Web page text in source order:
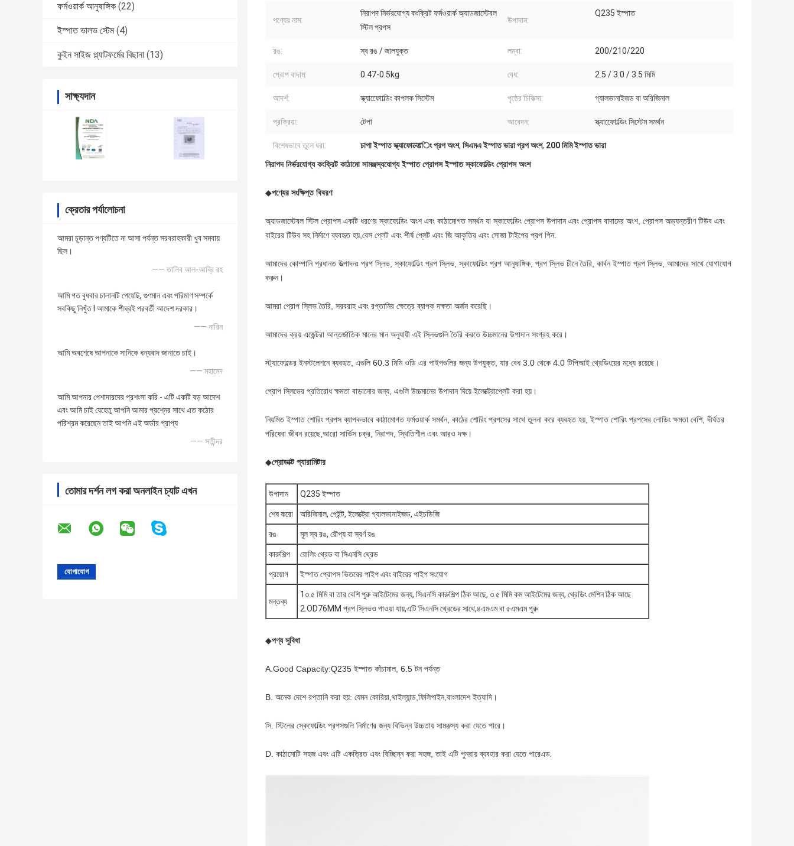
ফর্মওয়ার্ক আনুষাঙ্গিক (22)
ইস্পাত ভালভ স্টেম (4)
কুইন সাইজ প্ল্যাটফর্মের বিছানা (13)
সাক্ষ্যদান
ক্রেতার পর্যালোচনা
আমরা চূড়ান্ত পণ্যটিতে না আসা পর্যন্ত সরবরাহকারী খুব সমবায়
ছিল।
—— তালিব আল-আব্রি রহ
আমি গত বুধবার চালানটি পেয়েছি, গুণমান এবং পরিমাণ সম্পর্কে
সবকিছু নিখুঁত I আমাকে শীঘ্রই পরবর্তী আদেশ দরকার।
—— নারিন
আমি অবশেষে আপনাকে সানিকে ধন্যবাদ জানাতে চাই।
—— মহামেদ
আমি আপনার পেশাদারদের প্রশংসা করি - এটি একটি বড় আদেশ
এবং আমি চাই যেহেতু আপনি আমার প্রশ্নের সাথে এত কঠোর
পরিশ্রম করেছেন তাই আপনি এই অর্ডার প্রাপ্য
—— সতীন্দর
তোমার দর্শন লগ করা অনলাইন চ্যাট এখন
পণ্যের নাম:
নিরাপদ নির্ভরযোগ্য কংক্রিট ফর্মওয়ার্ক অ্যাডজাস্টেবল
স্টিল প্রপস
উপাদান:
Q235 ইস্পাত
রঙ: স্ব রঙ / জালযুক্ত লম্বা: 200/210/220
প্রোপ বাদাম: 0.47-0.5kg বেধ: 2.5 / 3.0 / 3.5 মিমি
আদর্শ: স্ক্যাফোোল্ডিং কাপলক সিস্টেম পৃষ্ঠের চিকিত্সা: গ্যালভানাইজড বা অরিজিনাল
প্রক্রিয়া: টেপা আবেদন: স্ক্যাফোোল্ডিং সিস্টেম সমর্থন
বিশেষভাবে তুলে ধরা: চাপা ইস্পাত স্ক্যাফোल्डিং প্রপ অংশ, সিএমএ ইস্পাত ভারা প্রপ অংশ, 200 মিমি ইস্পাত ভারা
নিরাপদ নির্ভরযোগ্য কংক্রিট কাঠামো সামঞ্জস্যযোগ্য ইস্পাত প্রোপস ইস্পাত স্কাফোল্ডিং প্রোপস অংশ
◆পণ্যের সংক্ষিপ্ত বিবরণ
অ্যাডজাস্টেবল স্টিল প্রোপস একটি ধরণের স্কাফোল্ডিং অংশ এবং কাঠামোগত সমর্থন যা স্কাফোল্ডিং প্রোপস উপাদান এবং প্রোপস বাদামের অংশ, প্রোপস অভ্যন্তরীণ টিউব এবং
বাইরের টিউব সহ নির্মাণে ব্যবহৃত হয়,বেস প্লেট এবং শীর্ষ প্লেট এবং জি আকৃতির এবং সোজা টাইপের প্রপ পিন.
আমাদের কোম্পানি প্রধানত উত্পাদনঃ প্রপ স্লিভ, স্কাফোল্ডিং প্রপ স্লিভ, স্কাফোল্ডিং প্রপ আনুষাঙ্গিক, প্রপ স্লিভ চীনে তৈরি, কার্বন ইস্পাত প্রপ স্লিভ, আমাদের সাথে যোগাযোগ
করুন।
আমরা প্রোপ স্লিভ তৈরি, সরবরাহ এবং রপ্তানির ক্ষেত্রে ব্যাপক দক্ষতা অর্জন করেছি।
আমাদের ক্রয় এজেন্টরা আন্তর্জাতিক মানের মান অনুযায়ী এই স্লিভগুলি তৈরি করতে উচ্চমানের উপাদান সংগ্রহ করে।
স্ট্যাফোল্ডের ইনস্টলেশনে ব্যবহৃত, এগুলি 60.3 মিমি ওডি এর পাইপগুলির জন্য উপযুক্ত, যার বেধ 3.0 থেকে 4.0 টিপিআই থ্রেডিংয়ের মধ্যে রয়েছে।
প্রোপ স্লিভের প্রতিরোধ ক্ষমতা বাড়ানোর জন্য, এগুলি উচ্চমানের উপাদান দিয়ে ইলেক্ট্রোপ্লেট করা হয়।
নিয়মিত ইস্পাত শোরিং প্রপস ব্যাপকভাবে কাঠামোগত ফর্মওয়ার্ক সমর্থন, কাঠের শোরিং প্রপসের সাথে তুলনা করে ব্যবহৃত হয়, ইস্পাত শোরিং প্রপসের লোডিং ক্ষমতা বেশি, দীর্ঘতর
পরিষেবা জীবন রয়েছে,আরো সার্ভিস চক্র, নিরাপদ, স্থিতিশীল এবং আরও দক্ষ।
◆প্রোডাক্ট প্যারামিটার
উপাদান Q235 ইস্পাত
শেষ করো অরিজিনাল, পেইন্ট, ইলেক্ট্রো গ্যালভানাইজড, এইচডিজি
রঙ মূল স্ব রঙ, রৌপ্য বা স্বর্ণ রঙ
কারুশিল্প রোলিং থ্রেড বা সিএনসি থ্রেড
প্রয়োগ ইস্পাত প্রোপস ভিতরের পাইপ এবং বাইরের পাইপ সংযোগ
মন্তব্য
1৩.৫ মিমি বা তার বেশি পুরু আইটেমের জন্য, সিএনসি কারুশিল্প ঠিক আছে, ৩.৫ মিমি কম আইটেমের জন্য, থ্রেডিং মেশিন ঠিক আছে
2.OD76MM প্রপ স্লিভও পাওয়া যায়,এটি সিএনসি থ্রেডের সাথে,৪এমএম বা ৫এমএম পুরু
◆পণ্য সুবিধা
A.Good Capacity:Q235 ইস্পাত কাঁচামাল, 6.5 টন পর্যন্ত
B. অনেক দেশে রপ্তানি করা হয়: যেমন কোরিয়া,থাইল্যান্ড,ফিলিপাইন,বাংলাদেশ ইত্যাদি।
সি. স্টিলের স্কেফোল্ডিং প্রপসগুলি নির্মাণের জন্য বিভিন্ন উচ্চতায় সামঞ্জস্য করা যেতে পারে।
D. কাঠামোটি সহজ এবং এটি একত্রিত এবং বিচ্ছিন্ন করা সহজ, তাই এটি পুনরায় ব্যবহার করা যেতে পারেএড.